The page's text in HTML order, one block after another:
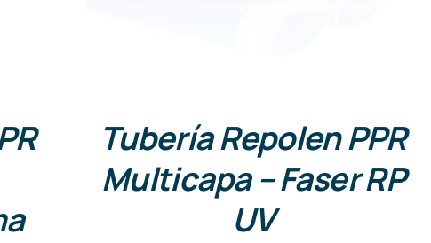
Tubería Repolen PPR
Multicapa – Faser RP
UV